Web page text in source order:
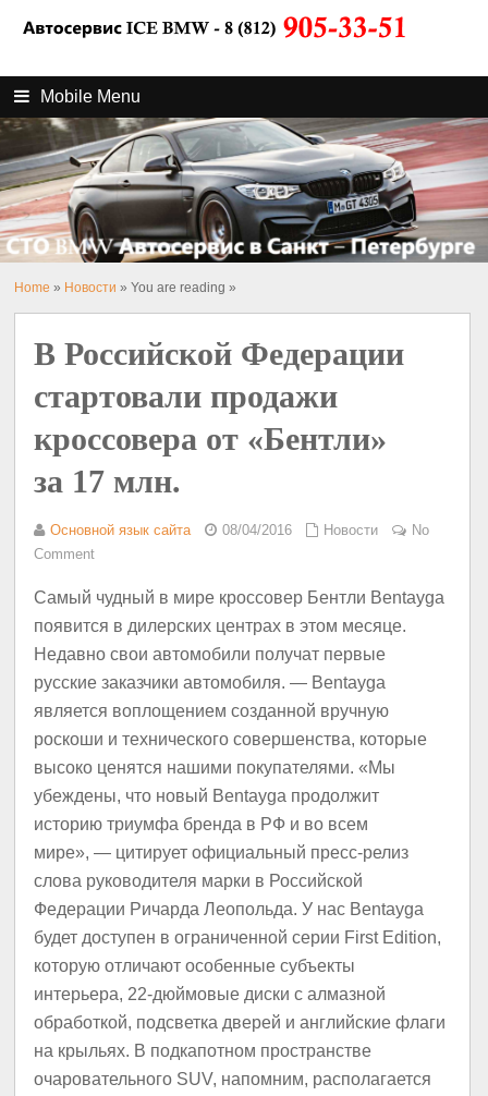
Mobile Menu
Home » Новости » You are reading »
В Российской Федерации
стартовали продажи
кроссовера от «Бентли»
за 17 млн.
Основной язык сайта 08/04/2016 Новости
No
Comment
Самый чудный в мире кроссовер Бентли Bentayga
появится в дилерских центрах в этом месяце.
Недавно свои автомобили получат первые
русские заказчики автомобиля. — Bentayga
является воплощением созданной вручную
роскоши и технического совершенства, которые
высоко ценятся нашими покупателями. «Мы
убеждены, что новый Bentayga продолжит
историю триумфа бренда в РФ и во всем
мире», — цитирует официальный пресс-релиз
слова руководителя марки в Российской
Федерации Ричарда Леопольда. У нас Bentayga
будет доступен в ограниченной серии First Edition,
которую отличают особенные субъекты
интерьера, 22-дюймовые диски с алмазной
обработкой, подсветка дверей и английские флаги
на крыльях. В подкапотном пространстве
очаровательного SUV, напомним, располагается